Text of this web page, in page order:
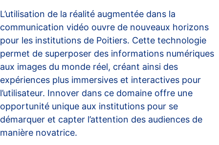
L’utilisation de la réalité augmentée dans la
communication vidéo ouvre de nouveaux horizons
pour les institutions de Poitiers. Cette technologie
permet de superposer des informations numériques
aux images du monde réel, créant ainsi des
expériences plus immersives et interactives pour
l’utilisateur. Innover dans ce domaine offre une
opportunité unique aux institutions pour se
démarquer et capter l’attention des audiences de
manière novatrice.